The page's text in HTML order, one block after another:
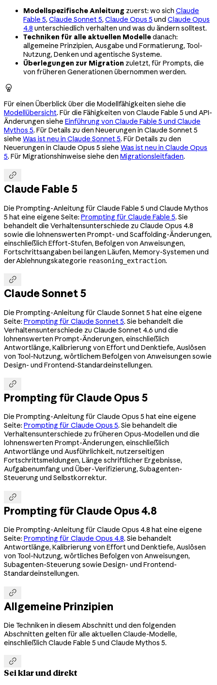
Modellspezifische Anleitung zuerst: wo sich Claude
Fable 5, Claude Sonnet 5, Claude Opus 5 und Claude Opus
4.8 unterschiedlich verhalten und was du ändern solltest.
Techniken für alle aktuellen Modelledanach:
allgemeine Prinzipien, Ausgabe und Formatierung, Tool-
Nutzung, Denken und agentische Systeme.
Überlegungen zur Migration zuletzt, für Prompts, die
von früheren Generationen übernommen werden.

Für einen Überblick über die Modellfähigkeiten siehe die
Modellübersicht. Für die Fähigkeiten von Claude Fable 5 und API-
Änderungen siehe Einführung von Claude Fable 5 und Claude
Mythos 5. Für Details zu den Neuerungen in Claude Sonnet 5
siehe Was ist neu in Claude Sonnet 5. Für Details zu den
Neuerungen in Claude Opus 5 siehe Was ist neu in Claude Opus
5. Für Migrationshinweise siehe den Migrationsleitfaden.

Claude Fable 5
Die Prompting-Anleitung für Claude Fable 5 und Claude Mythos
5 hat eine eigene Seite: Prompting für Claude Fable 5. Sie
behandelt die Verhaltensunterschiede zu Claude Opus 4.8
sowie die lohnenswerten Prompt- und Scaffolding-Änderungen,
einschließlich Effort-Stufen, Befolgen von Anweisungen,
Fortschrittsangaben bei langen Läufen, Memory-Systemen und
der Ablehnungskategorie reasoning_extraction.

Claude Sonnet 5
Die Prompting-Anleitung für Claude Sonnet 5 hat eine eigene
Seite: Prompting für Claude Sonnet 5. Sie behandelt die
Verhaltensunterschiede zu Claude Sonnet 4.6 und die
lohnenswerten Prompt-Änderungen, einschließlich
Antwortlänge, Kalibrierung von Effort und Denktiefe, Auslösen
von Tool-Nutzung, wörtlichem Befolgen von Anweisungen sowie
Design- und Frontend-Standardeinstellungen.

Prompting für Claude Opus 5
Die Prompting-Anleitung für Claude Opus 5 hat eine eigene
Seite: Prompting für Claude Opus 5. Sie behandelt die
Verhaltensunterschiede zu früheren Opus-Modellen und die
lohnenswerten Prompt-Änderungen, einschließlich
Antwortlänge und Ausführlichkeit, nutzerseitigen
Fortschrittsmeldungen, Länge schriftlicher Ergebnisse,
Aufgabenumfang und Über-Verifizierung, Subagenten-
Steuerung und Selbstkorrektur.

Prompting für Claude Opus 4.8
Die Prompting-Anleitung für Claude Opus 4.8 hat eine eigene
Seite: Prompting für Claude Opus 4.8. Sie behandelt
Antwortlänge, Kalibrierung von Effort und Denktiefe, Auslösen
von Tool-Nutzung, wörtliches Befolgen von Anweisungen,
Subagenten-Steuerung sowie Design- und Frontend-
Standardeinstellungen.

Allgemeine Prinzipien
Die Techniken in diesem Abschnitt und den folgenden
Abschnitten gelten für alle aktuellen Claude-Modelle,
einschließlich Claude Fable 5 und Claude Mythos 5.

Sei klar und direkt